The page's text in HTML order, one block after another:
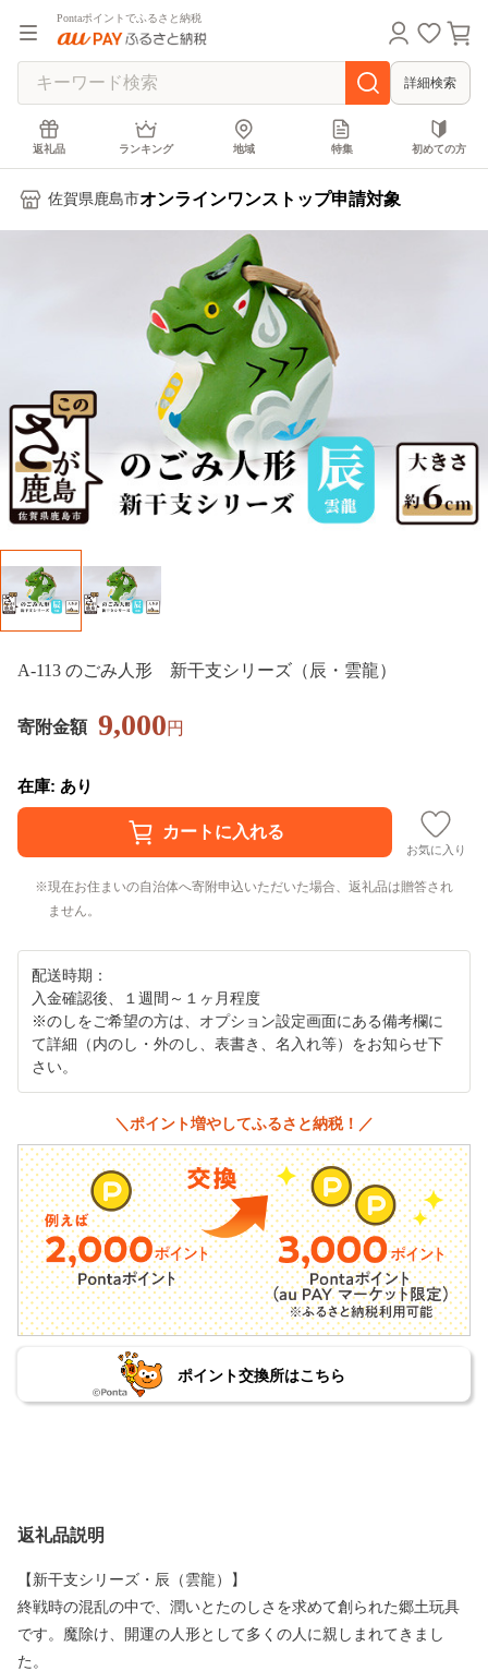
Pontaポイントでふるさと納税
詳細検索
返礼品 ランキング 地域 特集 初めての方
佐賀県鹿島市オンラインワンストップ申請対象
A-113 のごみ人形 新干支シリーズ（辰・雲龍）
寄附金額 9,000円
在庫: あり
お気に入り
現在お住まいの自治体へ寄附申込いただいた場合、返礼品は贈答され
ません。
配送時期：
入金確認後、１週間～１ヶ月程度
※のしをご希望の方は、オプション設定画面にある備考欄に
て詳細（内のし・外のし、表書き、名入れ等）をお知らせ下
さい。
＼ポイント増やしてふるさと納税！／
ポイント交換所はこちら
返礼品説明
【新干支シリーズ・辰（雲龍）】
終戦時の混乱の中で、潤いとたのしさを求めて創られた郷土玩具
です。魔除け、開運の人形として多くの人に親しまれてきまし
た。